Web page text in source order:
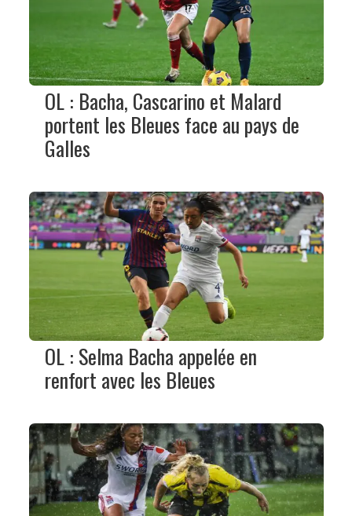
OL : Bacha, Cascarino et Malard
portent les Bleues face au pays de
Galles
OL : Selma Bacha appelée en
renfort avec les Bleues